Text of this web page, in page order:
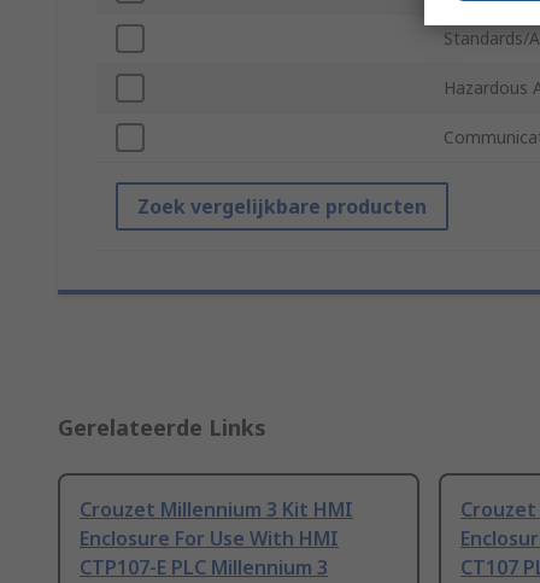
Standards/
Hazardous
Zoek vergelijkbare producten
Gerelateerde Links
Crouzet Millennium 3 Kit HMI
Enclosure For Use With HMI
CTP107-E PLC Millennium 3
CT107